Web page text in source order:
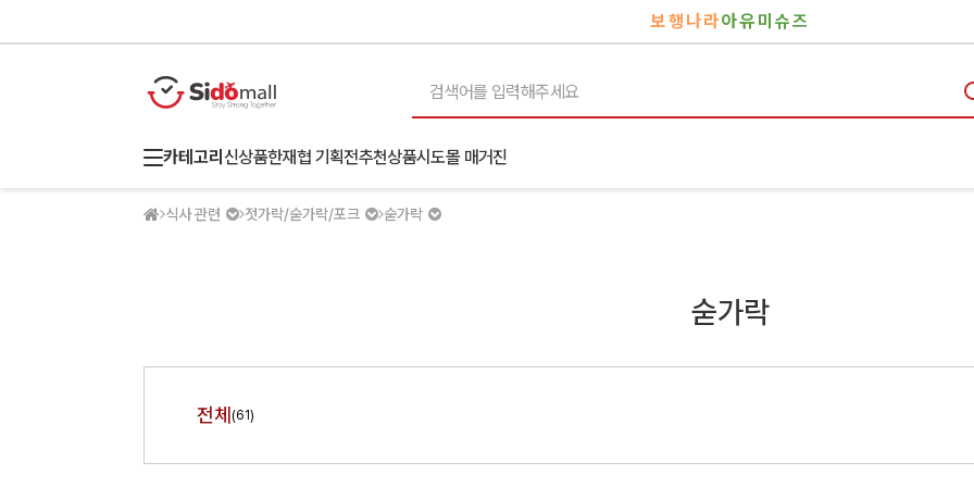
보행나라아유미슈즈
카테고리 신상품한재협 기획전추천상품시도몰 매거진
식사 관련 젓가락/숟가락/포크 숟가락
숟가락
전체 (61)